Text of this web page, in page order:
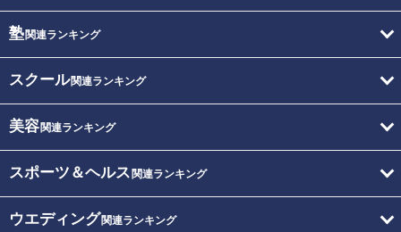
塾関連ランキング
スクール関連ランキング
美容関連ランキング
スポーツ＆ヘルス 関連ランキング
ウエディング関連ランキング